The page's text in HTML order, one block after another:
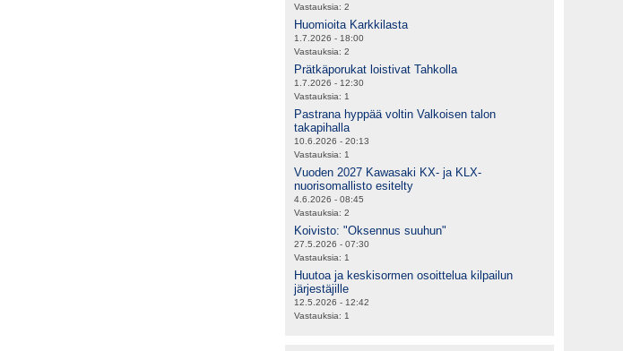
Vastauksia: 2
Huomioita Karkkilasta
1.7.2026 - 18:00
Vastauksia: 2
Prätkäporukat loistivat Tahkolla
1.7.2026 - 12:30
Vastauksia: 1
Pastrana hyppää voltin Valkoisen talon
takapihalla
10.6.2026 - 20:13
Vastauksia: 1
Vuoden 2027 Kawasaki KX- ja KLX-
nuorisomallisto esitelty
4.6.2026 - 08:45
Vastauksia: 2
Koivisto: "Oksennus suuhun"
27.5.2026 - 07:30
Vastauksia: 1
Huutoa ja keskisormen osoittelua kilpailun
järjestäjille
12.5.2026 - 12:42
Vastauksia: 1